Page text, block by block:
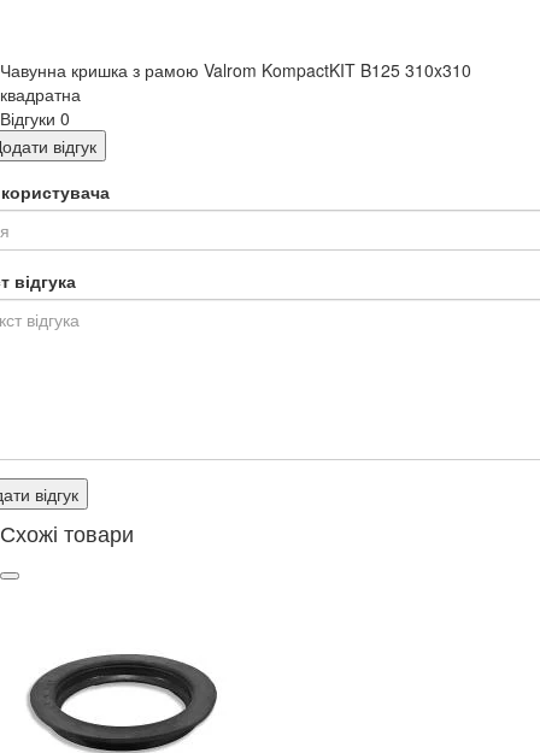
Чавунна кришка з рамою Valrom KompactKIT B125 310x310
квадратна
Відгуки 0
відгук
відгука
відгук
Схожі товари